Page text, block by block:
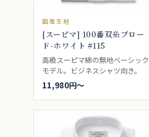
国産生地
[スーピマ] 100番双糸ブロー
ド-ホワイト #115
高級スーピマ綿の無地ベーシック
モデル。ビジネスシャツ向き。
11,980円〜